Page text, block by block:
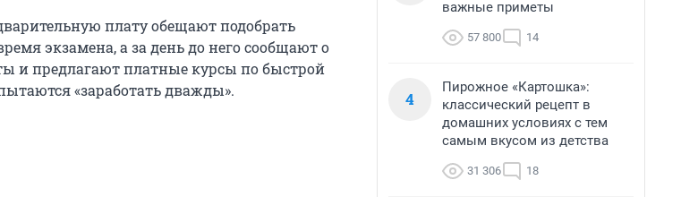
плату обещают подобрать
экзамена, а за день до него сообщают о
и предлагают платные курсы по быстрой
«заработать дважды».
важные приметы
57 800 14
4
Пирожное «Картошка»:
классический рецепт в
домашних условиях с тем
самым вкусом из детства
31 306 18